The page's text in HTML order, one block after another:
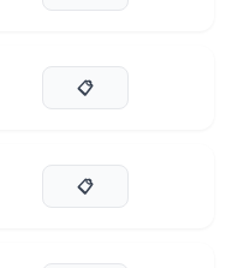
📋
📋